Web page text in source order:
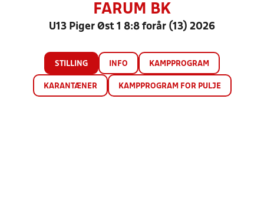
FARUM BK
U13 Piger Øst 1 8:8 forår (13) 2026
STILLING INFO KAMPPROGRAM
KARANTÆNER KAMPPROGRAM FOR PULJE